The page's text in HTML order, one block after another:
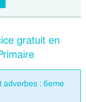
gratuit en
adverbes : 6eme